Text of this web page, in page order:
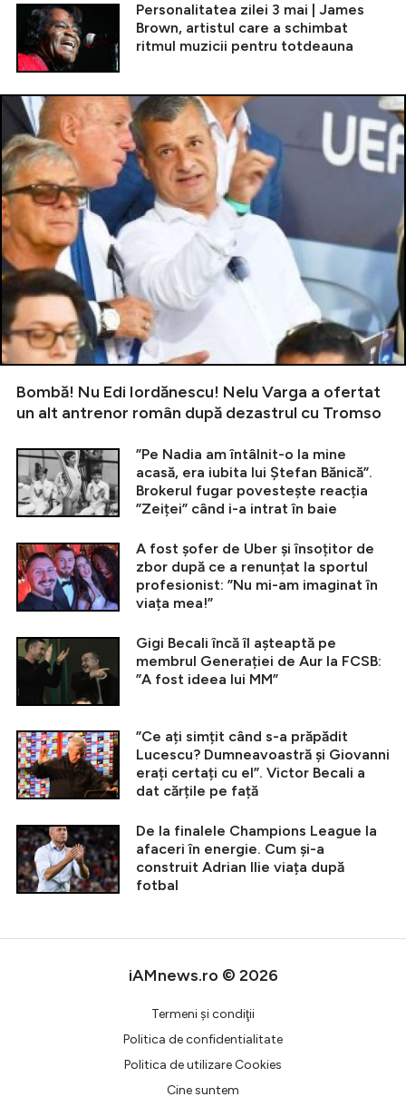
Personalitatea zilei 3 mai | James
Brown, artistul care a schimbat
ritmul muzicii pentru totdeauna
Bombă! Nu Edi Iordănescu! Nelu Varga a ofertat
un alt antrenor român după dezastrul cu Tromso
”Pe Nadia am întâlnit-o la mine
acasă, era iubita lui Ștefan Bănică”.
Brokerul fugar povestește reacția
”Zeiței” când i-a intrat în baie
A fost șofer de Uber și însoțitor de
zbor după ce a renunțat la sportul
profesionist: ”Nu mi-am imaginat în
viața mea!”
Gigi Becali încă îl așteaptă pe
membrul Generației de Aur la FCSB:
”A fost ideea lui MM”
”Ce ați simțit când s-a prăpădit
Lucescu? Dumneavoastră și Giovanni
erați certați cu el”. Victor Becali a
dat cărțile pe față
De la finalele Champions League la
afaceri în energie. Cum și-a
construit Adrian Ilie viața după
fotbal
iAMnews.ro © 2026
Termeni şi condiţii
Politica de confidentialitate
Politica de utilizare Cookies
Cine suntem